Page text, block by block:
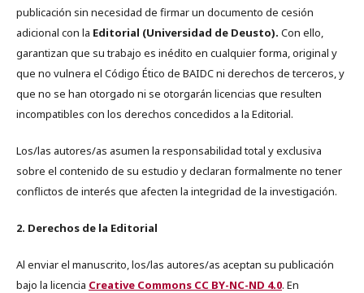
publicación sin necesidad de firmar un documento de cesión
adicional con la Editorial (Universidad de Deusto). Con ello,
garantizan que su trabajo es inédito en cualquier forma, original y
que no vulnera el Código Ético de BAIDC ni derechos de terceros, y
que no se han otorgado ni se otorgarán licencias que resulten
incompatibles con los derechos concedidos a la Editorial.
Los/las autores/as asumen la responsabilidad total y exclusiva
sobre el contenido de su estudio y declaran formalmente no tener
conflictos de interés que afecten la integridad de la investigación.
2. Derechos de la Editorial
Al enviar el manuscrito, los/las autores/as aceptan su publicación
bajo la licencia Creative Commons CC BY-NC-ND 4.0. En